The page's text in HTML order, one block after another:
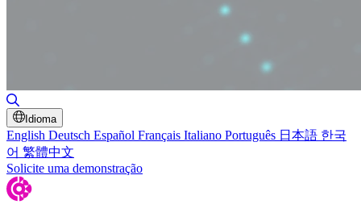
Idioma
English Deutsch Español Français Italiano Português 日本語 한국
어 繁體中文
Solicite uma demonstração